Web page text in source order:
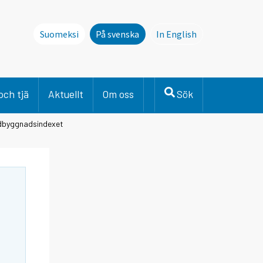
Suomeksi På svenska
In English
tjä Aktuellt Om oss Sök